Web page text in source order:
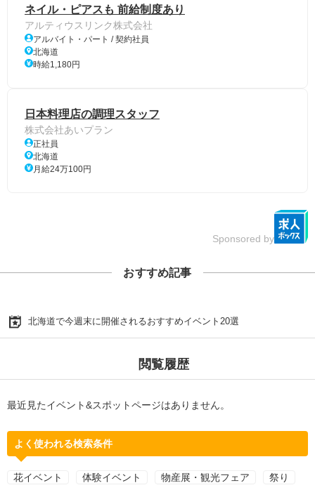
ネイル・ピアスも 前給制度あり
アルティウスリンク株式会社
アルバイト・パート / 契約社員
北海道
時給1,180円
日本料理店の調理スタッフ
株式会社あいプラン
正社員
北海道
月給24万100円
Sponsored by
おすすめ記事
北海道で今週末に開催されるおすすめイベント20選
閲覧履歴
最近見たイベント&スポットページはありません。
よく使われる検索条件
花イベント 体験イベント 物産展・観光フェア 祭り